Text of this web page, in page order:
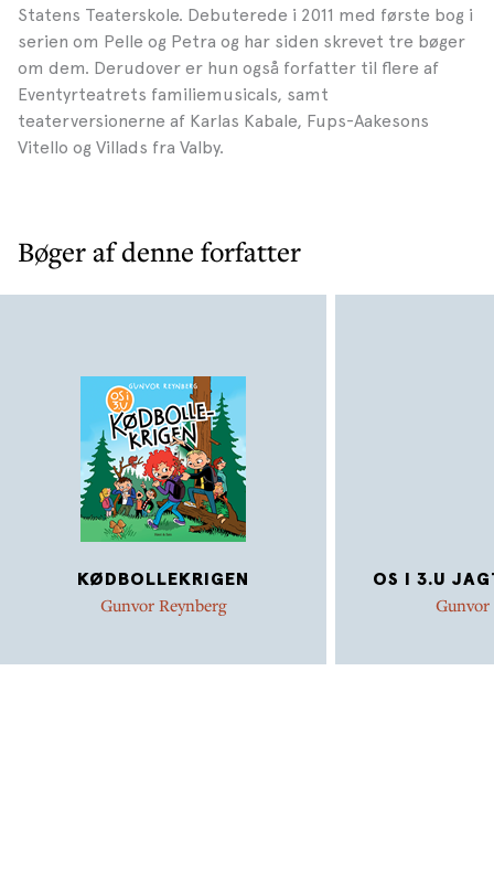
Statens Teaterskole. Debuterede i 2011 med første bog i
serien om Pelle og Petra og har siden skrevet tre bøger
om dem. Derudover er hun også forfatter til flere af
Eventyrteatrets familiemusicals, samt
teaterversionerne af Karlas Kabale, Fups-Aakesons
Vitello og Villads fra Valby.
Bøger af denne forfatter
KØDBOLLEKRIGEN
Gunvor Reynberg
OS I 3.U
Gunvor